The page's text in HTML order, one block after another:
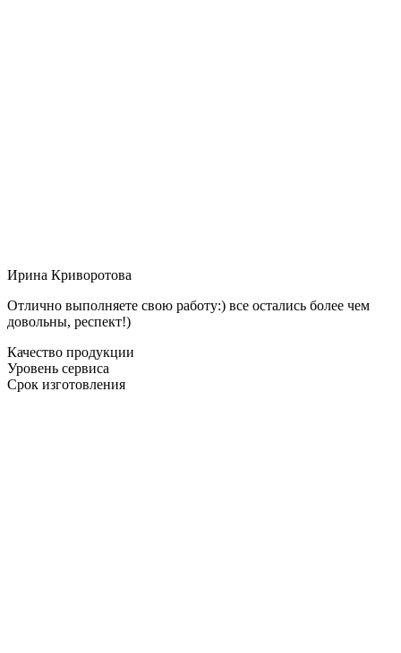
Ирина Криворотова
Отлично выполняете свою работу:) все остались более чем
довольны, респект!)
Качество продукции
Уровень сервиса
Срок изготовления